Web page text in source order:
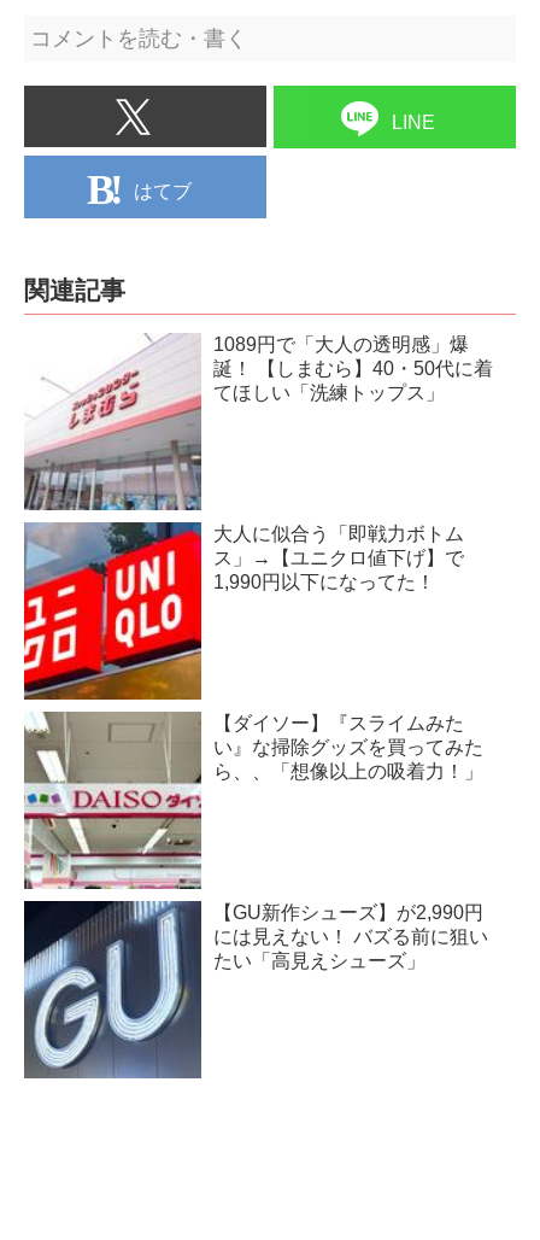
コメントを読む・書く
LINE
はてブ
関連記事
1089円で「大人の透明感」爆
誕！ 【しまむら】40・50代に着
てほしい「洗練トップス」
大人に似合う「即戦力ボトム
ス」→【ユニクロ値下げ】で
1,990円以下になってた！
【ダイソー】『スライムみた
い』な掃除グッズを買ってみた
ら、、「想像以上の吸着力！」
【GU新作シューズ】が2,990円
には見えない！ バズる前に狙い
たい「高見えシューズ」